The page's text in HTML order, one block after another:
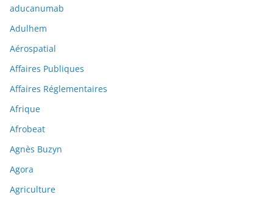
aducanumab
Adulhem
Aérospatial
Affaires Publiques
Affaires Réglementaires
Afrique
Afrobeat
Agnès Buzyn
Agora
Agriculture